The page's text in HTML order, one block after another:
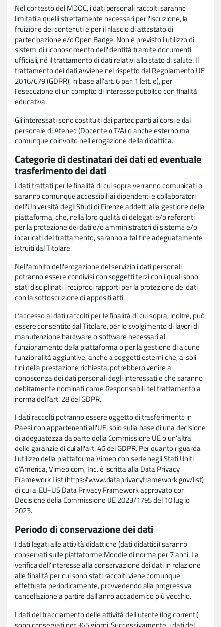
Nel contesto del MOOC, i dati personali raccolti saranno
limitati a quelli strettamente necessari per l'iscrizione, la
fruizione dei contenuti e per il rilascio di attestato di
partecipazione e/o Open Badge. Non è previsto l'utilizzo di
sistemi di riconoscimento dell'identità tramite documenti
ufficiali, né il trattamento di dati relativi allo stato di salute. Il
trattamento dei dati avviene nel rispetto del Regolamento UE
2016/679 (GDPR), in base all'art. 6 par. 1 lett. e), per
l'esecuzione di un compito di interesse pubblico con finalità
educativa.
Gli interessati sono costituiti dai partecipanti ai corsi e dal
personale di Ateneo (Docente o T/A) o anche esterno ma
comunque coinvolto nell'erogazione della didattica.
Categorie di destinatari dei dati ed eventuale
trasferimento dei dati
I dati trattati per le finalità di cui sopra verranno comunicati o
saranno comunque accessibili ai dipendenti e collaboratori
dell'Università degli Studi di Firenze addetti alla gestione della
piattaforma, che, nella loro qualità di delegati e/o referenti
per la protezione dei dati e/o amministratori di sistema e/o
incaricati del trattamento, saranno a tal fine adeguatamente
istruiti dal Titolare.
Nell'ambito dell'erogazione del servizio i dati personali
potranno essere condivisi con soggetti terzi con i quali sono
stati disciplinati i reciproci rapporti per la protezione dei dati
con la sottoscrizione di appositi atti.
L'accesso ai dati raccolti per le finalità di cui sopra, inoltre, può
essere consentito dal Titolare, per lo svolgimento di lavori di
manutenzione hardware o software necessari al
funzionamento della piattaforma o per la gestione di alcune
funzionalità aggiuntive, anche a soggetti esterni che, ai soli
fini della prestazione richiesta, potrebbero venire a
conoscenza dei dati personali degli interessati e che saranno
debitamente nominati come Responsabili del trattamento a
norma dell'art. 28 del GDPR.
I dati raccolti potranno essere oggetto di trasferimento in
Paesi non appartenenti all'UE, solo sulla base di una decisione
di adeguatezza da parte della Commissione UE o un'altra
delle garanzie di cui all'art. 46 del GDPR. Per quanto riguarda
l'utilizzo della piattaforma Vimeo con sede negli Stati Uniti
d'America, Vimeo.com, Inc. è iscritta alla Data Privacy
Framework List (https://www.dataprivacyframework.gov/list)
di cui al EU-US Data Privacy Framework approvato con
Decisione della Commissione UE 2023/1795 del 10 luglio
2023.
Periodo di conservazione dei dati
I dati legati alle attività didattiche (dati didattici) saranno
conservati sulle piattaforme Moodle di norma per 7 anni. La
verifica dell'interesse alla conservazione dei dati in relazione
alle finalità per cui sono stati raccolti viene comunque
effettuata periodicamente, provvedendo alla progressiva
cancellazione a partire dall'anno accademico più vecchio.
I dati del tracciamento delle attività dell'utente (log correnti)
sono conservati per 365 giorni. Successivamente, i dati del